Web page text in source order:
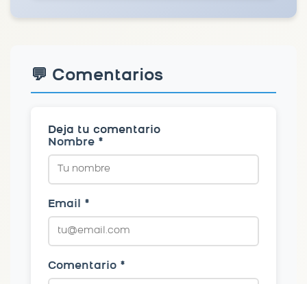
💬 Comentarios
Deja tu comentario
Nombre *
Email *
Comentario *